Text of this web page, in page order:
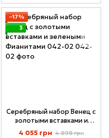
−17%
3
Серебряный набор Венец с
золотыми вставками и
зелеными Фианитами 042-
4 055 грн 4 898 грн